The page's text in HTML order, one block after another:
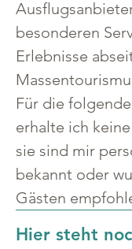
besonderen
Erlebnisse
Für die
erhalte ich
sie sind mir
bekannt oder
Gästen
Hier steht